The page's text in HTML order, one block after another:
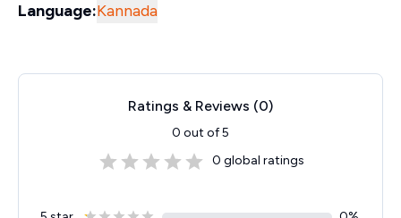
Language:Kannada
Ratings & Reviews (0)
0 out of 5
0 global ratings